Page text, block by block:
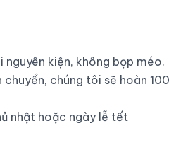
kiện, không bọp méo.
chúng tôi sẽ hoàn
nhật hoặc ngày lễ tết